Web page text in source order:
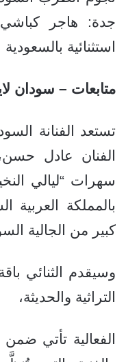
جدة: هاجر
استثنائية بالسعودية
متابعات – سودان
تستعد الفنانة
الفنان عادل
سهرات “ليالي
بالمملكة العربية
كبير من الجالية
وسيقدم الثنائي
التراثية والحديثة،
الفعالية تأتي